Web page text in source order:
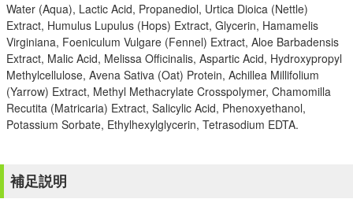
Water (Aqua), Lactic Acid, Propanediol, Urtica Dioica (Nettle)
Extract, Humulus Lupulus (Hops) Extract, Glycerin, Hamamelis
Virginiana, Foeniculum Vulgare (Fennel) Extract, Aloe Barbadensis
Extract, Malic Acid, Melissa Officinalis, Aspartic Acid, Hydroxypropyl
Methylcellulose, Avena Sativa (Oat) Protein, Achillea Millifolium
(Yarrow) Extract, Methyl Methacrylate Crosspolymer, Chamomilla
Recutita (Matricaria) Extract, Salicylic Acid, Phenoxyethanol,
Potassium Sorbate, Ethylhexylglycerin, Tetrasodium EDTA.
補足説明